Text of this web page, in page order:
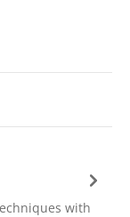
with